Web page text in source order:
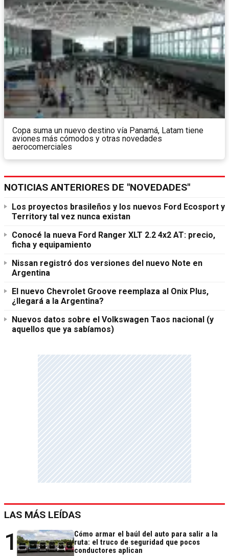
Copa suma un nuevo destino vía Panamá, Latam tiene
aviones más cómodos y otras novedades
aerocomerciales
NOTICIAS ANTERIORES DE "NOVEDADES"
Los proyectos brasileños y los nuevos Ford Ecosport y
Territory tal vez nunca existan
Conocé la nueva Ford Ranger XLT 2.2 4x2 AT: precio,
ficha y equipamiento
Nissan registró dos versiones del nuevo Note en
Argentina
El nuevo Chevrolet Groove reemplaza al Onix Plus,
¿llegará a la Argentina?
Nuevos datos sobre el Volkswagen Taos nacional (y
aquellos que ya sabíamos)
LAS MÁS LEÍDAS
1
Cómo armar el baúl del auto para salir a la
ruta: el truco de seguridad que pocos
conductores aplican